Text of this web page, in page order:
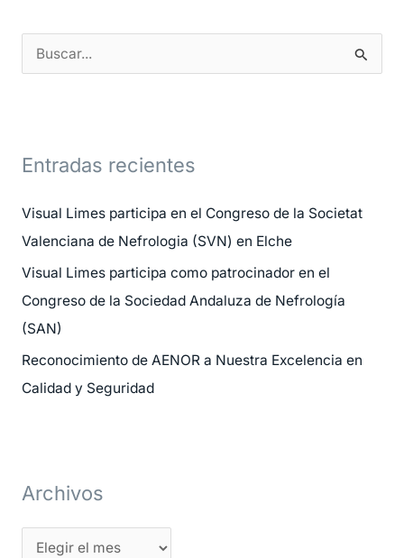
a
r
:
Entradas recientes
Visual Limes participa en el Congreso de la Societat
Valenciana de Nefrologia (SVN) en Elche
Visual Limes participa como patrocinador en el
Congreso de la Sociedad Andaluza de Nefrología
(SAN)
Reconocimiento de AENOR a Nuestra Excelencia en
Calidad y Seguridad
Archivos